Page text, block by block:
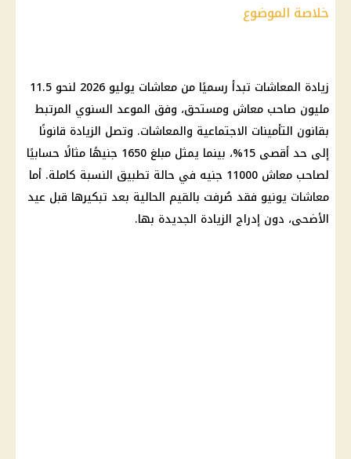
خلاصة الموضوع
زيادة المعاشات تبدأ رسميًا من معاشات يوليو 2026 لنحو 11.5
مليون صاحب معاش ومستحق، وفق الموعد السنوي المرتبط
بقانون التأمينات الاجتماعية والمعاشات. وتصل الزيادة قانونًا
إلى حد أقصى 15%، بينما يمثل مبلغ 1650 جنيهًا مثالًا حسابيًا
لصاحب معاش 11000 جنيه في حالة تطبيق النسبة كاملة. أما
معاشات يونيو فقد صُرفت بالقيم الحالية بعد تبكيرها قبل عيد
الأضحى، دون إدراج الزيادة الجديدة بها.